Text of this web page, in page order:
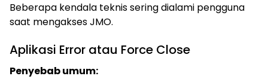
Beberapa kendala teknis sering dialami pengguna
saat mengakses JMO.
Aplikasi Error atau Force Close
Penyebab umum: